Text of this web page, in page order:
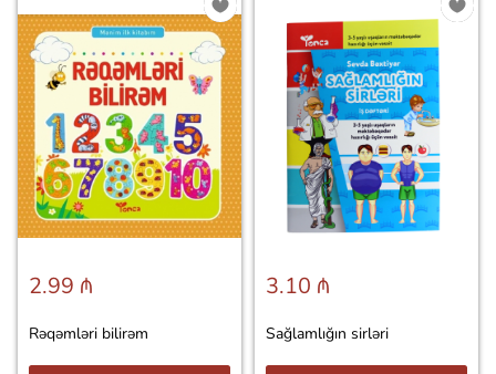
2.99 ₼
Rəqəmləri bilirəm
3.10 ₼
Sağlamlığın sirləri